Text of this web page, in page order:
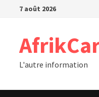
Passer7 août 2026
L'autre information